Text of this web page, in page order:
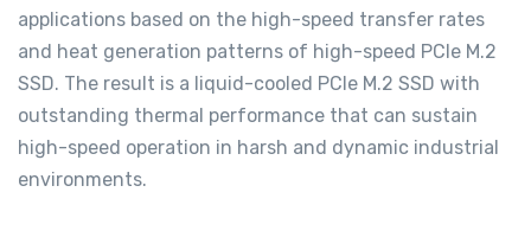
applications based on the high-speed transfer rates
and heat generation patterns of high-speed PCIe M.2
SSD. The result is a liquid-cooled PCIe M.2 SSD with
outstanding thermal performance that can sustain
high-speed operation in harsh and dynamic industrial
environments.